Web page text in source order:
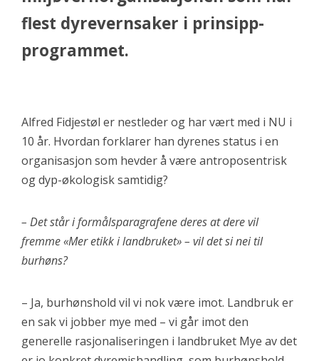
flest dyrevernsaker i prinsipp-
programmet.
Alfred Fidjestøl er nestleder og har vært med i NU i
10 år. Hvordan forklarer han dyrenes status i en
organisasjon som hevder å være antroposentrisk
og dyp-økologisk samtidig?
– Det står i formålsparagrafene deres at dere vil
fremme «Mer etikk i landbruket» – vil det si nei til
burhøns?
– Ja, burhønshold vil vi nok være imot. Landbruk er
en sak vi jobber mye med – vi går imot den
generelle rasjonaliseringen i landbruket Mye av det